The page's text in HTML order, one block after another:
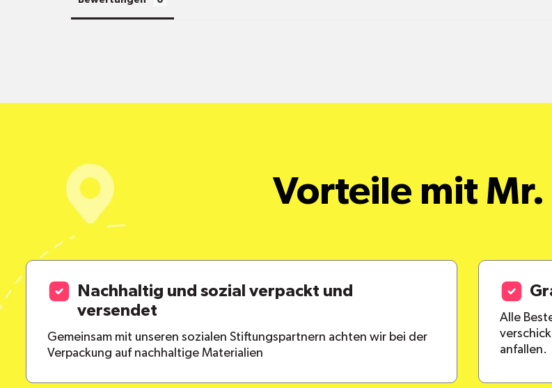
Vorteile mit Mr.
Nachhaltig und sozial verpackt und
versendet
Gemeinsam mit unseren sozialen Stiftungspartnern achten wir bei der
Verpackung auf nachhaltige Materialien
Alle
anfallen.